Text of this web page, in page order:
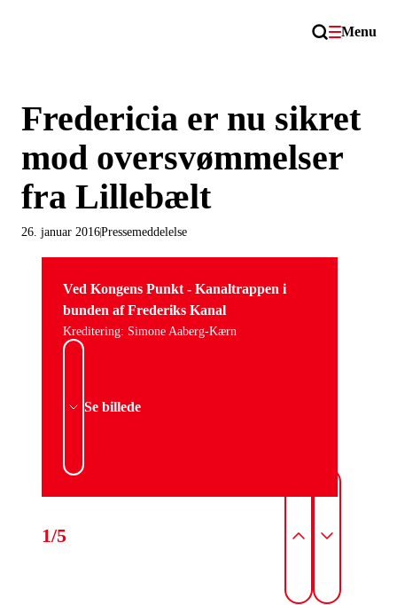
Menu
Fredericia er nu sikret
mod oversvømmelser
fra Lillebælt
Pressemeddelelse
26. januar 2016
Ved Kongens Punkt - Kanaltrappen i
bunden af Frederiks Kanal
Kreditering: Simone Aaberg-Kærn
Se billede
1/5